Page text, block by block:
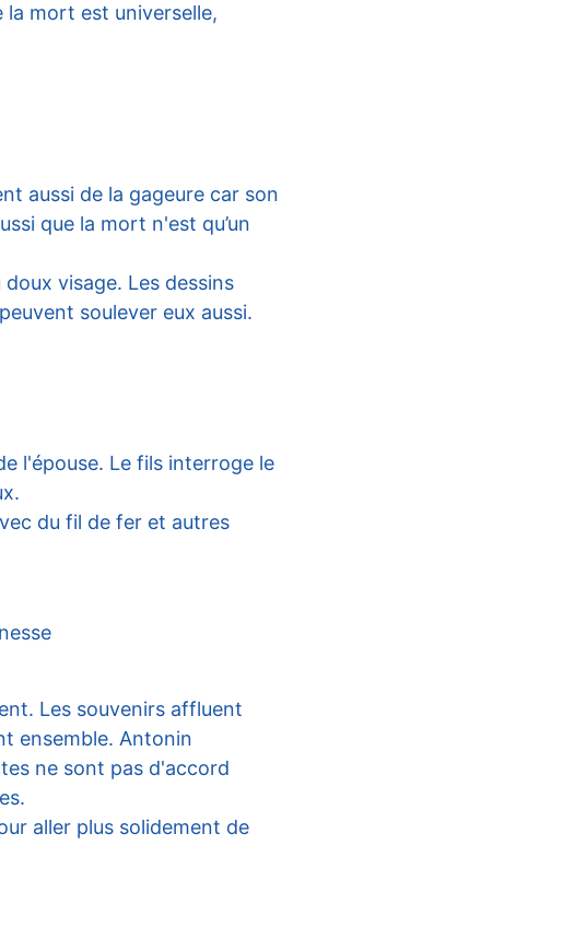
mort est universelle,
aussi de la gageure car son
que la mort n'est qu’un
visage. Les dessins
soulever eux aussi.
l'épouse. Le fils interroge le
du fil de fer et autres
Les souvenirs affluent
ensemble. Antonin
ne sont pas d'accord
aller plus solidement de